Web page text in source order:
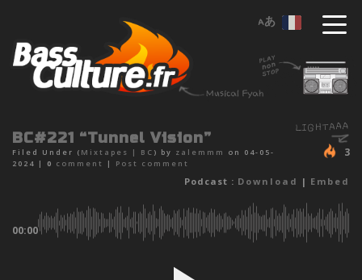
BC#221 “Tunnel Vision”
Filed Under ( Mixtapes | BC ) by zalemmm
on 04-05-
2024 | 0 comment | Post comment
3
Podcast : Download | Embed
00:00